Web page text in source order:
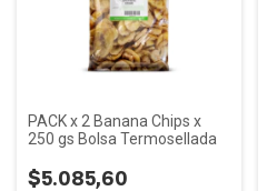
PACK x 2 Banana Chips x
250 gs Bolsa Termosellada
$5.085,60